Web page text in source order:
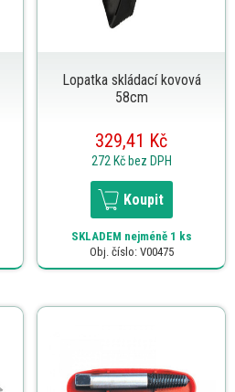
Lopatka skládací kovová
58cm
329,41 Kč
272 Kč bez DPH
Koupit
SKLADEM nejméně 1 ks
Obj. číslo: V00475